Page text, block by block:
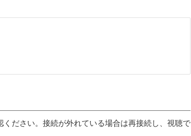
ださい。接続が外れている場合は再接続し、視聴で